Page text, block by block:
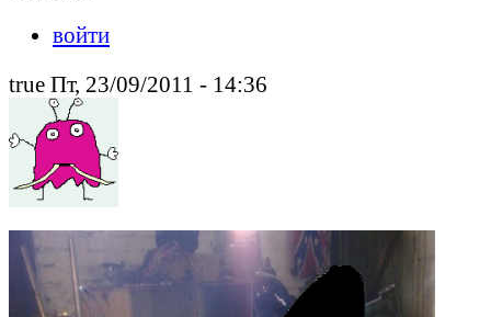
войти
true Пт, 23/09/2011 - 14:36